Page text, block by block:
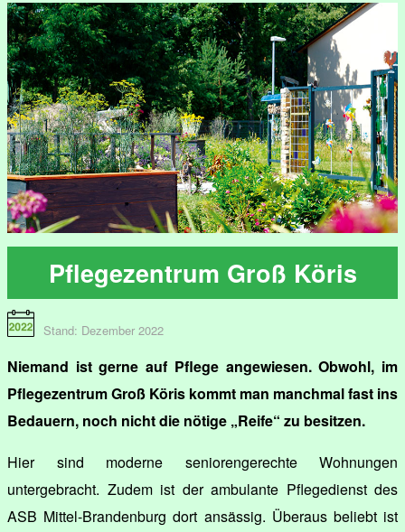
Pflegezentrum Groß Köris
Stand: Dezember 2022
Niemand ist gerne auf Pflege angewiesen. Obwohl, im
Pflegezentrum Groß Köris kommt man manchmal fast ins
Bedauern, noch nicht die nötige „Reife“ zu besitzen.
Hier sind moderne seniorengerechte Wohnungen
untergebracht. Zudem ist der ambulante Pflegedienst des
ASB Mittel-Brandenburg dort ansässig. Überaus beliebt ist